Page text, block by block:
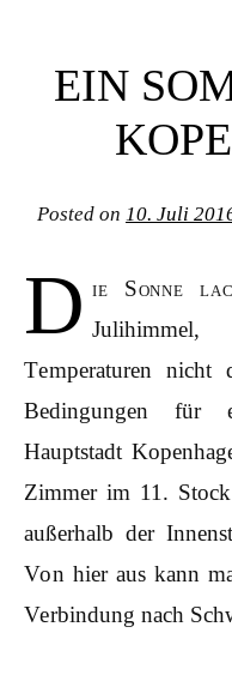
EIN
Posted on 10. Juli
D ie Sonne
Julihimmel,
Temperaturen nicht
Bedingungen für
Hauptstadt
Zimmer im 11.
außerhalb der
Von hier aus kann
Verbindung nach